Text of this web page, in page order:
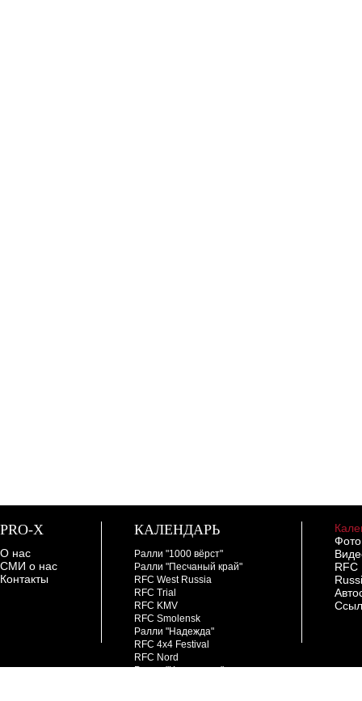
PRO-X
О нас
СМИ о нас
Контакты
КАЛЕНДАРЬ
Ралли "1000 вёрст"
Ралли "Песчаный край"
RFC West Russia
RFC Trial
RFC KMV
RFC Smolensk
Ралли "Надежда"
RFC 4х4 Festival
RFC Nord
Ралли "Холмогоры"
Фото
RFC